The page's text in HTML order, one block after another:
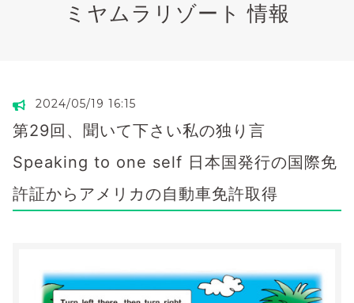
ミヤムラリゾート 情報
2024/05/19 16:15
第29回、聞いて下さい私の独り言
Speaking to one self 日本国発行の国際免
許証からアメリカの自動車免許取得